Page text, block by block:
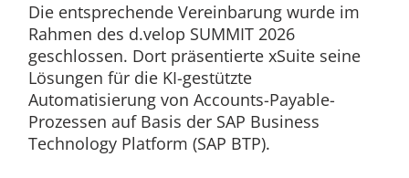
Die entsprechende Vereinbarung wurde im
Rahmen des d.velop SUMMIT 2026
geschlossen. Dort präsentierte xSuite seine
Lösungen für die KI-gestützte
Automatisierung von Accounts-Payable-
Prozessen auf Basis der SAP Business
Technology Platform (SAP BTP).